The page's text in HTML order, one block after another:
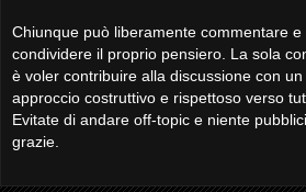
Chiunque può liberamente commentare e
condividere il proprio pensiero. La sola
è voler contribuire alla discussione con un
approccio costruttivo e rispettoso verso
Evitate di andare off-topic e niente
grazie.